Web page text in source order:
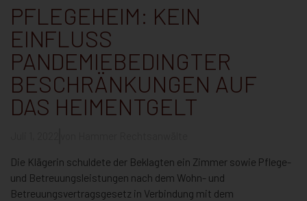
PFLEGEHEIM: KEIN
EINFLUSS
PANDEMIEBEDINGTER
BESCHRÄNKUNGEN AUF
DAS HEIMENTGELT
Die Klägerin schuldete der Beklagten ein Zimmer sowie Pflege-
und Betreuungsleistungen nach dem Wohn- und
Betreuungsvertragsgesetz in Verbindung mit dem